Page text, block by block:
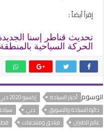
إقرأ أيضاً :
تحديث قناطر إسنا
الحركة السياحية بالمنطقة
الوسوم أخبار السياحة إكسبو 2020 دبي
دائرة السياحة والتسويق
دبي
عالم الطيران
فنادق ومنتجعات